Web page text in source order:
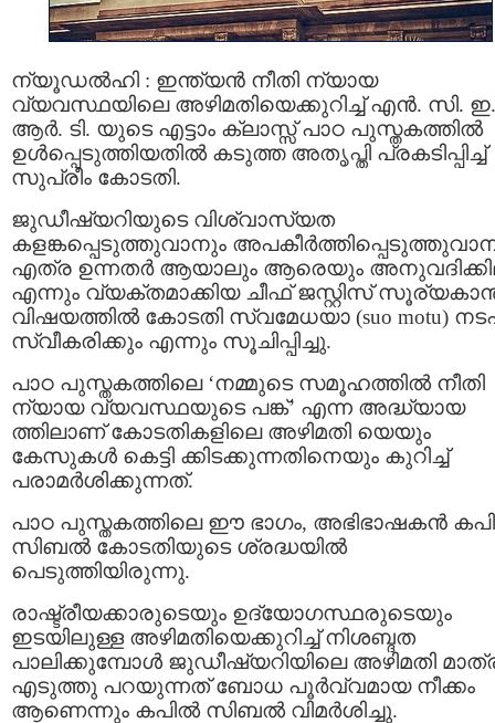
ന്യൂഡൽഹി : ഇന്ത്യൻ നീതി ന്യായ
വ്യവസ്ഥയിലെ അഴിമതിയെക്കുറിച്ച് എൻ. സി. ഇ.
ആർ. ടി. യുടെ എട്ടാം ക്ലാസ്സ് പാഠ പുസ്തകത്തിൽ
ഉൾപ്പെടുത്തിയതിൽ കടുത്ത അതൃപ്തി പ്രകടിപ്പിച്ച്
സുപ്രീം കോടതി.
ജുഡീഷ്യറിയുടെ വിശ്വാസ്യത
കളങ്കപ്പെടുത്തുവാനും
എത്ര ഉന്നതർ ആയാലും ആരെയും
എന്നും വ്യക്തമാക്കിയ ചീഫ് ജസ്റ്റിസ്
വിഷയത്തിൽ കോടതി സ്വമേധയാ (suo motu)
സ്വീകരിക്കും എന്നും സൂചിപ്പിച്ചു.
പാഠ പുസ്തകത്തിലെ ‘നമ്മുടെ സമൂഹത്തിൽ നീതി
ന്യായ വ്യവസ്ഥയുടെ പങ്ക്’ എന്ന അദ്ധ്യായ
ത്തിലാണ് കോടതികളിലെ അഴിമതി യെയും
കേസുകൾ കെട്ടി ക്കിടക്കുന്നതിനെയും കുറിച്ച്
പരാമർശിക്കുന്നത്.
പാഠ പുസ്തകത്തിലെ ഈ ഭാഗം, അഭിഭാഷകൻ
സിബൽ കോടതിയുടെ ശ്രദ്ധയിൽ
പെടുത്തിയിരുന്നു.
രാഷ്ട്രീയക്കാരുടെയും ഉദ്യോഗസ്ഥരുടെയും
ഇടയിലുള്ള അഴിമതിയെക്കുറിച്ച് നിശബ്ദത
പാലിക്കുമ്പോൾ ജുഡീഷ്യറിയിലെ അഴിമതി
എടുത്തു പറയുന്നത് ബോധ പൂർവ്വമായ നീക്കം
ആണെന്നും കപിൽ സിബൽ വിമർശിച്ചു.